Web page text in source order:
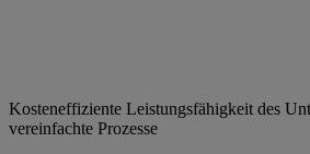
Kosteneffiziente Leistungsfähigkeit des
vereinfachte Prozesse